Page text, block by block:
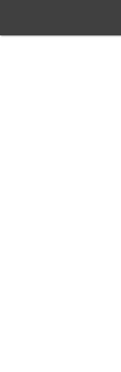
contenido